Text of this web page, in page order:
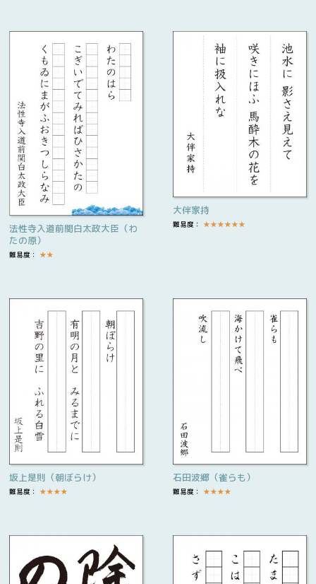
法性寺入道前関白太政大臣（わ
たの原）
難易度： ★★
大伴家持
難易度： ★★★★★★
坂上是則（朝ぼらけ）
難易度： ★★★★
石田波郷（雀らも）
難易度： ★★★★